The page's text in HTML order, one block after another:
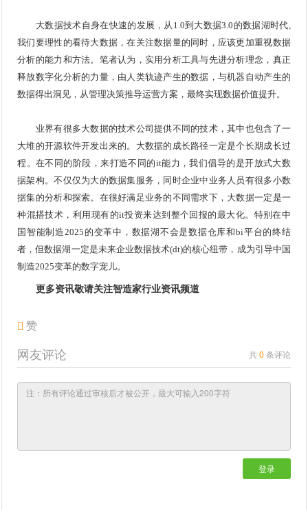
大数据技术自身在快速的发展，从1.0到大数据3.0的数据湖时代,
我们要理性的看待大数据，在关注数据量的同时，应该更加重视数据
分析的能力和方法。笔者认为，实用分析工具与先进分析理念，真正
释放数字化分析的力量，由人类轨迹产生的数据，与机器自动产生的
数据得出洞见，从管理决策推导运营方案，最终实现数据价值提升。
业界有很多大数据的技术公司提供不同的技术，其中也包含了一
大堆的开源软件开发出来的。大数据的成长路径一定是个长期成长过
程。在不同的阶段，来打造不同的it能力，我们倡导的是开放式大数
据架构。不仅仅为大的数据集服务，同时企业中业务人员有很多小数
据集的分析和探索。在很好满足业务的不同需求下，大数据一定是一
种混搭技术，利用现有的it投资来达到整个回报的最大化。特别在中
国智能制造2025的变革中，数据湖不会是数据仓库和bi平台的终结
者，但数据湖一定是未来企业数据技术(dt)的核心纽带，成为引导中国
制造2025变革的数字宠儿。
更多资讯敬请关注智造家行业资讯频道
赞
网友评论 共0 条评论
登录